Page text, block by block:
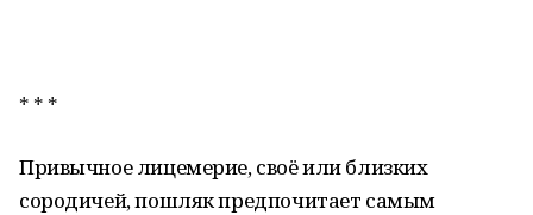
* * *
Привычное лицемерие, своё или близких
сородичей, пошляк предпочитает самым